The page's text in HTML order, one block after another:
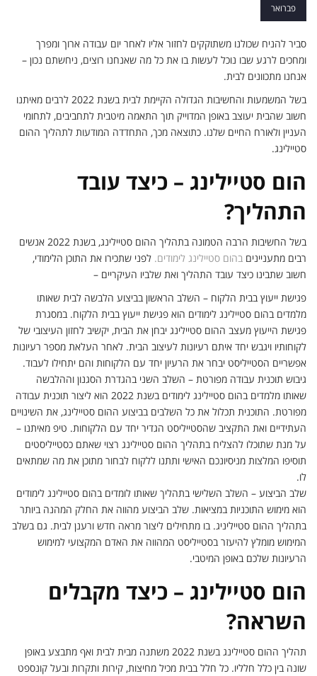
פברואר
סביר להניח שכולנו משתוקקים לחזור אליו לאחר יום עבודה ארוך ומפרך
ומחכים לרגע שבו נוכל לעשות בו את כל מה שאנחנו רוצים, ניחשתם נכון –
אנחנו מתכוונים לבית.
בשל המשמעות והחשיבות הגדולה הקיימת לבית בשנת 2022 לרבים מאיתנו
חשוב שהבית יעוצב באופן המדוייק תוך התאמה מיטבית לתחביבים, לתחומי
העניין ולאורח החיים שלנו. כתוצאה מכך, התחדדה המודעות לתהליך ההום
סטיילינג.
הום סטיילינג – כיצד עובד
התהליך?
בשל החשיבות הרבה הטמונה בתהליך ההום סטיילינג, בשנת 2022 אנשים
רבים מתעניינים בהום סטיילינג לימודים. לפני שתכירו את התוכן הלימודי,
חשוב שתבינו כיצד עובד התהליך ואת שלביו העיקריים –
פגישת ייעוץ בבית הלקוח – השלב הראשון בביצוע הלבשה לבית שאותו
מלמדים בהום סטיילינג לימודים הוא פגישת ייעוץ בבית הלקוח. במסגרת
פגישת הייעוץ מעצב ההום סטיילינג יבחן את הבית, יקשיב לחזון העיצובי של
לקוחותיו ויגבש יחד איתם רעיונות לעיצוב הבית. לאחר העלאת מספר רעיונות
אפשריים הסטייליסט יבחר את הרעיון יחד עם הלקוחות והם יתחילו לעבוד.
גיבוש תוכנית עבודה מפורטת – השלב השני בהגדרת הסגנון וההלבשה
שאותו מלמדים בהום סטיילינג לימודים בשנת 2022 הוא ליצור תוכנית עבודה
מפורטת. התוכנית תכלול את כל השלבים בביצוע ההום סטיילינג, את השינויים
העתידיים ואת התקציב שהסטייליסט הגדיר יחד עם הלקוחות. טיפ מאיתנו –
על מנת שתוכלו להצליח בתהליך ההום סטיילינג רצוי שאתם כסטייליסטים
תוסיפו המלצות מניסיונכם האישי ותתנו ללקוח לבחור מתוכן את מה שמתאים
לו.
שלב הביצוע – השלב השלישי בתהליך שאותו לומדים בהום סטיילינג לימודים
הוא מימוש התוכניות במציאות. שלב הביצוע מהווה את החלק המהנה ביותר
בתהליך ההום סטייליניג. בו מתחילים ליצור מראה חדש ורענן לבית. גם בשלב
המימוש מומלץ להיעזר בסטייליסט המהווה את האדם המקצועי למימוש
הרעיונות שלכם באופן המיטבי.
הום סטיילינג – כיצד מקבלים
השראה?
תהליך ההום סטיילינג בשנת 2022 משתנה מבית לבית ואף מתבצע באופן
שונה בין כלל חלליו. כל חלל בבית מכיל מחיצות, קירות ותקרות ובעל קונספט